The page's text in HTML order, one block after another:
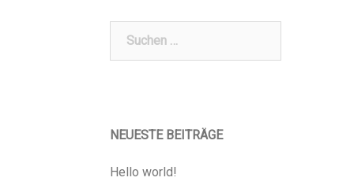
Suchen
NEUESTE BEITRÄGE
Hello world!